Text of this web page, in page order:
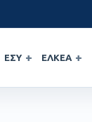
ΕΣΥ ΕΛΚΕΑ